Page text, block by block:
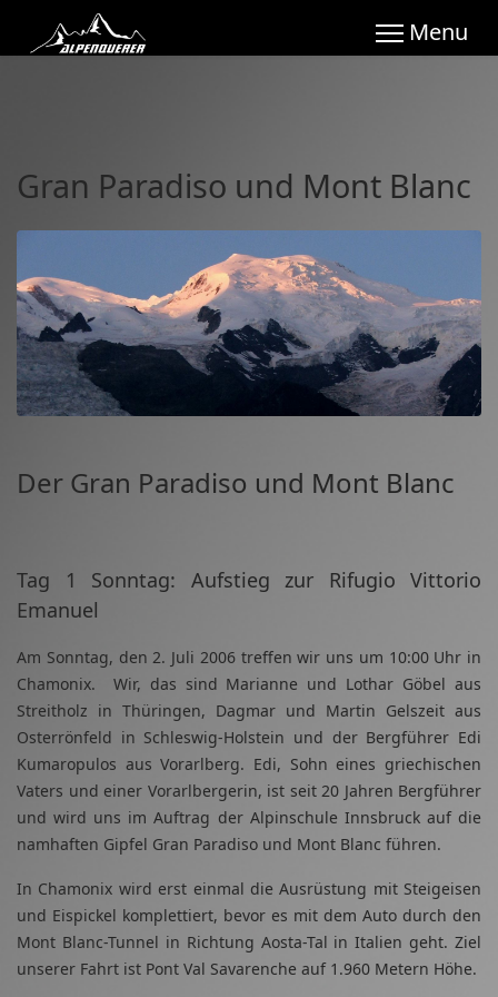
Gran Paradiso und Mont Blanc
Der Gran Paradiso und Mont Blanc
Tag 1 Sonntag: Aufstieg zur Rifugio Vittorio
Emanuel
Am Sonntag, den 2. Juli 2006 treffen wir uns um 10:00 Uhr in
Chamonix. Wir, das sind Marianne und Lothar Göbel aus
Streitholz in Thüringen, Dagmar und Martin Gelszeit aus
Osterrönfeld in Schleswig-Holstein und der Bergführer Edi
Kumaropulos aus Vorarlberg. Edi, Sohn eines griechischen
Vaters und einer Vorarlbergerin, ist seit 20 Jahren Bergführer
und wird uns im Auftrag der Alpinschule Innsbruck auf die
namhaften Gipfel Gran Paradiso und Mont Blanc führen.
In Chamonix wird erst einmal die Ausrüstung mit Steigeisen
und Eispickel komplettiert, bevor es mit dem Auto durch den
Mont Blanc-Tunnel in Richtung Aosta-Tal in Italien geht. Ziel
unserer Fahrt ist Pont Val Savarenche auf 1.960 Metern Höhe.